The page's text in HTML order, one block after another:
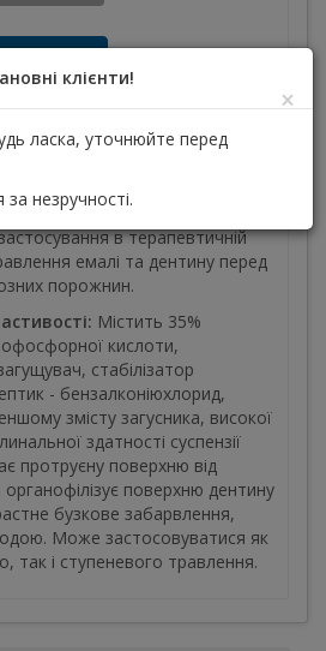
бажань
продукту
Soft Еtch, канюля
в терапевтичній
емалі та дентину перед
порожнин.
Містить 35%
кислоти,
стабілізатор
- бензалконіюхлорид,
змісту загусника, високої
здатності суспензії
протруєну поверхню від
поверхню дентину
бузкове забарвлення,
Може застосовуватися як
так і ступеневого травлення.
клієнти!
×
ласка, уточнюйте перед
незручності.